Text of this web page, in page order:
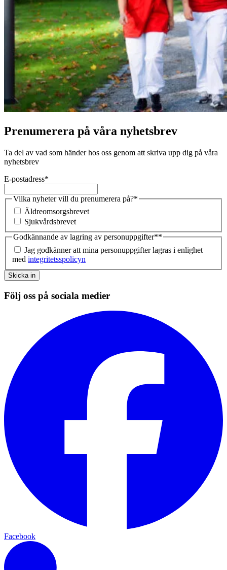
Prenumerera på våra nyhetsbrev
Ta del av vad som händer hos oss genom att skriva upp dig på våra
nyhetsbrev
E-postadress*
Vilka nyheter vill du prenumerera på?*
Äldreomsorgsbrevet
Sjukvårdsbrevet
Godkännande av lagring av personuppgifter**
Jag godkänner att mina personuppgifter lagras i enlighet
med integritetsspolicyn
Skicka in
Följ oss på sociala medier
Facebook